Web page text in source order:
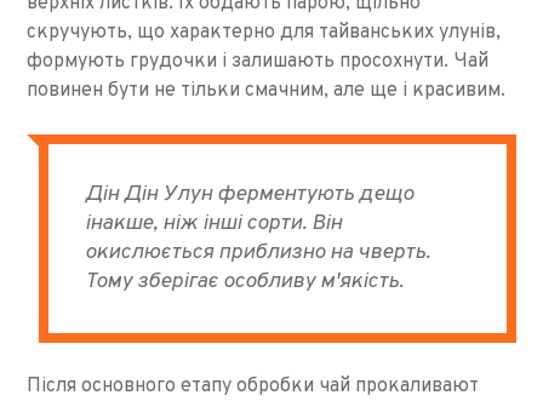
скручують, що характерно для тайванських улунів,
формують грудочки і залишають просохнути. Чай
повинен бути не тільки смачним, але ще і красивим.
Дін Дін Улун ферментують дещо
інакше, ніж інші сорти. Він
окислюється приблизно на чверть.
Тому зберігає особливу м'якість.
Після основного етапу обробки чай прокаливают